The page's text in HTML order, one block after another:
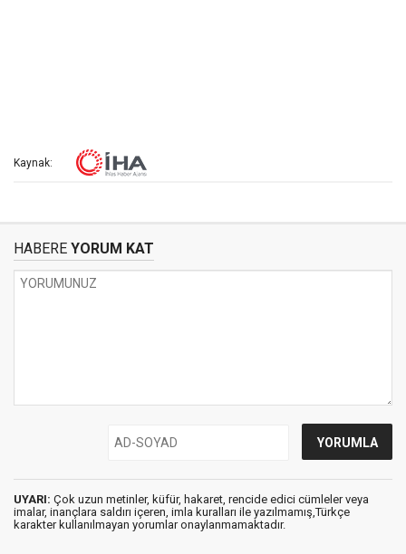
Kaynak:
HABERE YORUM KAT
UYARI: Çok uzun metinler, küfür, hakaret, rencide edici cümleler veya
imalar, inançlara saldırı içeren, imla kuralları ile yazılmamış,Türkçe
karakter kullanılmayan yorumlar onaylanmamaktadır.